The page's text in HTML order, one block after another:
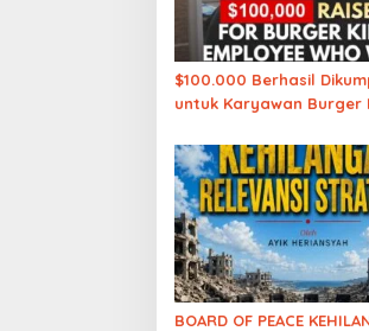
$100.000 Berhasil
untuk Karyawan Burger
Mengucapkan “Free
BOARD OF PEACE